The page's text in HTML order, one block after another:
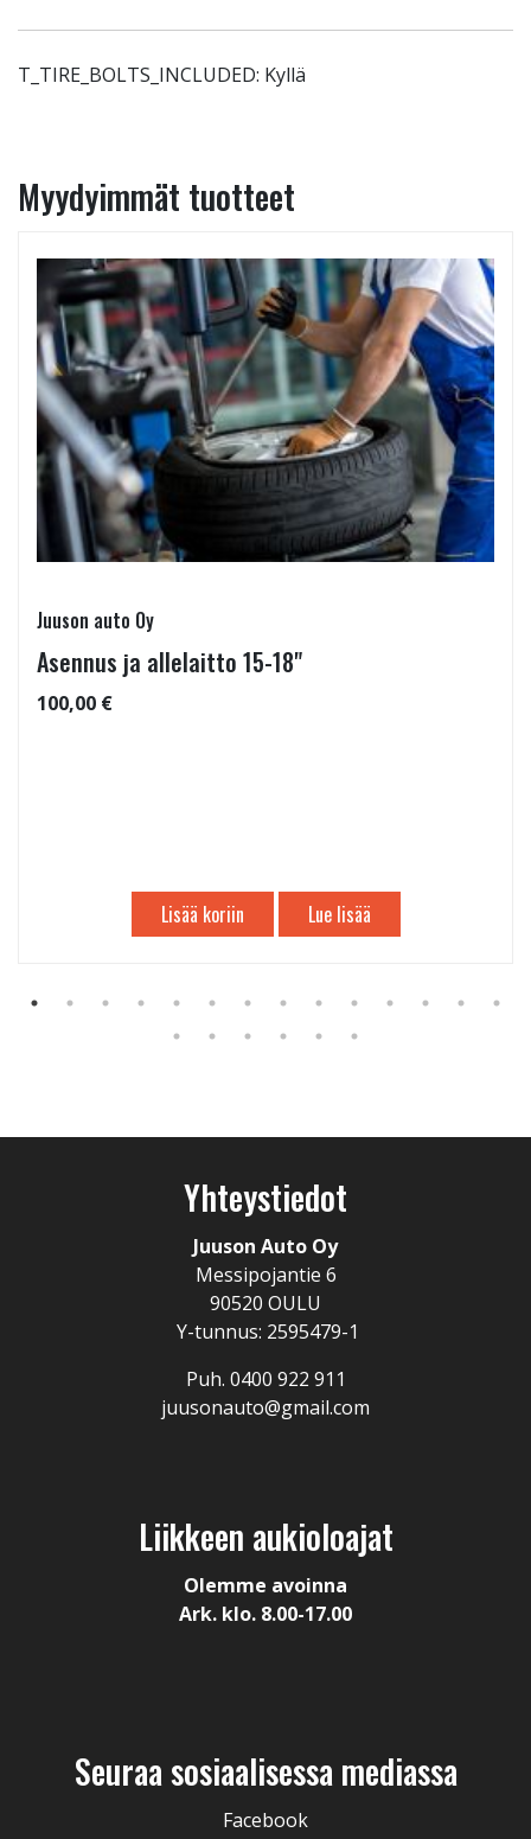
T_TIRE_BOLTS_INCLUDED: Kyllä
Myydyimmät tuotteet
Juuson auto Oy
Asennus ja allelaitto 15-18"
100,00 €
Lisää koriin Lue lisää
Yhteystiedot
Juuson Auto Oy
Messipojantie 6
90520 OULU
Y-tunnus: 2595479-1
Puh. 0400 922 911
juusonauto@gmail.com
Liikkeen aukioloajat
Olemme avoinna
Ark. klo. 8.00-17.00
Seuraa sosiaalisessa mediassa
Facebook